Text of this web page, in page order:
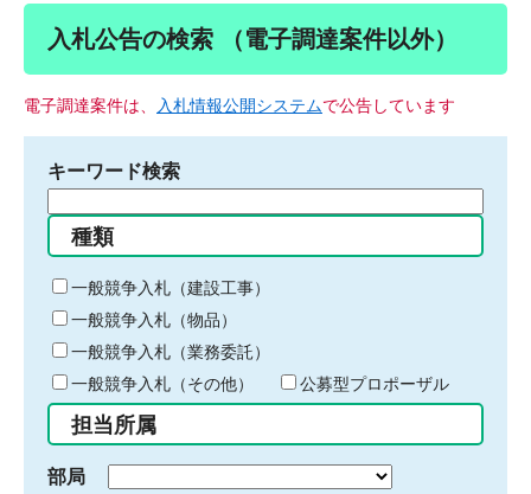
入札公告の検索 （電子調達案件以外）
電子調達案件は、 入札情報公開システムで公告しています
キーワード検索
索
す
る
キ
ー
ワ
ー
ド
入
力
種類
一般競争入札（建設工事）
一般競争入札（物品）
一般競争入札（業務委託）
一般競争入札（その他）
公募型プロポーザル
担当所属
部局